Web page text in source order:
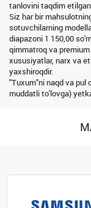
tanlovini taqdim
Siz har bir
sotuvchilarning
diapazoni 1 150,00
qimmatroq va
xususiyatlar, narx va
yaxshiroqdir.
"Tuxum"ni naqd va pul
muddatli to'lovga)